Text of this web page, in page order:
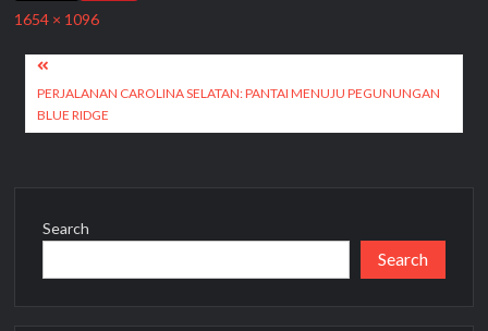
Full
1654 × 1096
Post
navigation
PERJALANAN CAROLINA SELATAN: PANTAI MENUJU PEGUNUNGAN
BLUE RIDGE
Search
Search